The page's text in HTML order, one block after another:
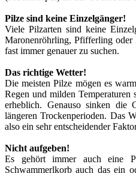
Pilze sind keine Einzelgänger!
Viele Pilzarten sind keine
Maronenröhrling, Pfifferling
fast immer genauer zu suchen.
Das richtige Wetter!
Die meisten Pilze mögen es
Regen und milden Temperaturen
erheblich. Genauso sinken die
längeren Trockenperioden. Das
also ein sehr entscheidender
Nicht aufgeben!
Es gehört immer auch eine
Schwammerlkorb auch das ein